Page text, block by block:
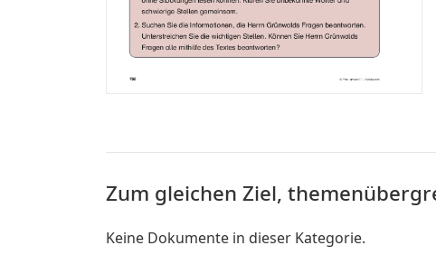
Zum gleichen Ziel,
Keine Dokumente in dieser Kategorie.